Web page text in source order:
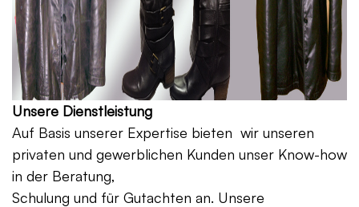
Unsere Dienstleistung
Auf Basis unserer Expertise bieten wir unseren
privaten und gewerblichen Kunden unser Know-how
in der Beratung,
Schulung und für Gutachten an. Unsere